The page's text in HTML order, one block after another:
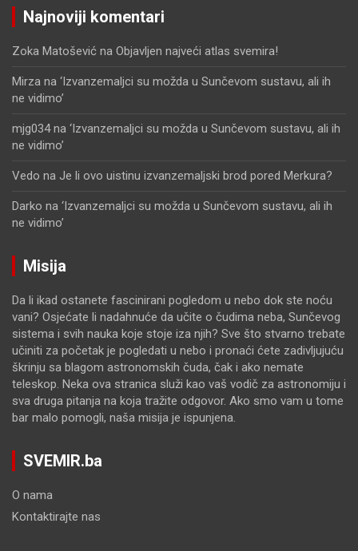
Najnoviji komentari
Zoka Matošević na Objavljen najveći atlas svemira!
Mirza na ‘Izvanzemaljci su možda u Sunčevom sustavu, ali ih
ne vidimo’
mjg034na ‘Izvanzemaljci su možda u Sunčevom sustavu, ali ih
ne vidimo’
Vedo na Je li ovo uistinu izvanzemaljski brod pored Merkura?
Darko na ‘Izvanzemaljci su možda u Sunčevom sustavu, ali ih
ne vidimo’
Misija
Da li ikad ostanete fascinirani pogledom u nebo dok ste noću
vani? Osjećate li nadahnuće da učite o čudima neba, Sunčevog
sistema i svih nauka koje stoje iza njih? Sve što stvarno trebate
učiniti za početak je pogledati u nebo i pronaći ćete zadivljujuću
škrinju sa blagom astronomskih čuda, čak i ako nemate
teleskop. Neka ova stranica služi kao vaš vodič za astronomiju i
sva druga pitanja na koja tražite odgovor. Ako smo vam u tome
bar malo pomogli, naša misija je ispunjena.
SVEMIR.ba
O nama
Kontaktirajte nas